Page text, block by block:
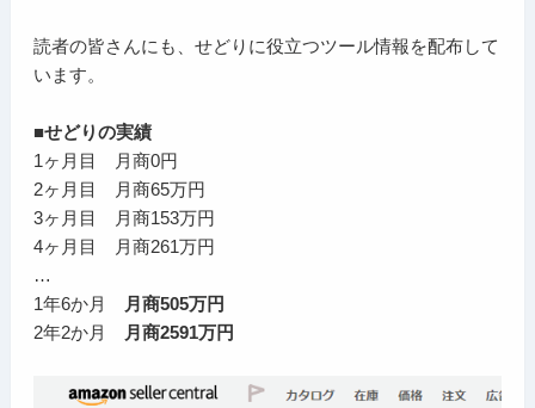
読者の皆さんにも、せどりに役立つツール情報を配布して
います。
■せどりの実績
1ヶ月目 月商0円
2ヶ月目 月商65万円
3ヶ月目 月商153万円
4ヶ月目 月商261万円
…
1年6か月
月商505万円
2年2か月
月商2591万円